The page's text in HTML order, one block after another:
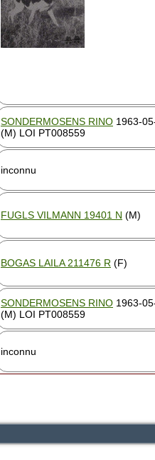
SONDERMOSENS RINO 1963-
(M) LOI PT008559
inconnu
FUGLS VILMANN 19401 N (M)
BOGAS LAILA 211476 R (F)
SONDERMOSENS RINO 1963-
(M) LOI PT008559
inconnu